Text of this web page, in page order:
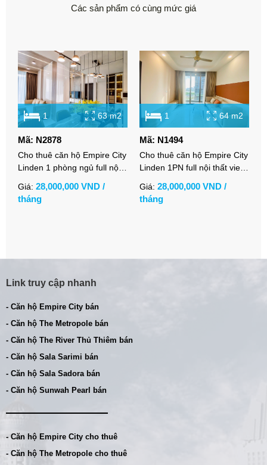
Các sản phẩm có cùng mức giá
1 63 m2
Mã: N2878
Cho thuê căn hộ Empire City
Linden 1 phòng ngủ full nội
Giá: 28,000,000 VND /
tháng
1 64 m2
Mã: N1494
Cho thuê căn hộ Empire City
Linden 1PN full nội thất view
Giá: 28,000,000 VND /
tháng
Link truy cập nhanh
- Căn hộ Empire City bán
- Căn hộ The Metropole bán
- Căn hộ The River Thủ Thiêm bán
- Căn hộ Sala Sarimi bán
- Căn hộ Sala Sadora bán
- Căn hộ Sunwah Pearl bán
- Căn hộ Empire City cho thuê
- Căn hộ The Metropole cho thuê